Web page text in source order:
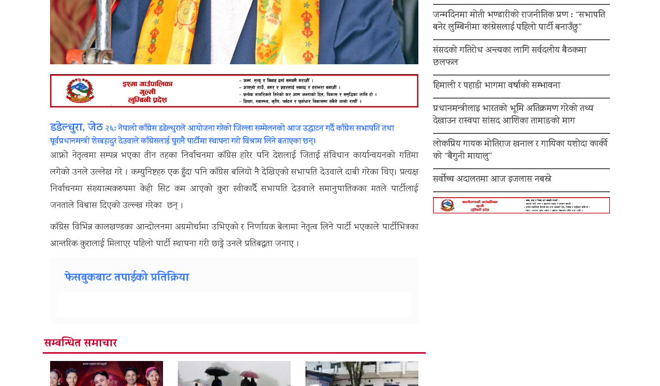
डडेल्धुरा, जेठ२६: नेपाली काँग्रेस डडेल्धुराले आयोजना गरेको जिल्ला सम्मेलनको आज उद्घाटन गर्दै काँग्रेस सभापति तथा
पूर्वप्रधानमन्त्री शेरबहादुर देउवाले काँग्रेसलाई पुरानै पार्टीमा स्थापना गरी विश्राम लिने बताएका छन्।
आफ्नो नेतृत्वमा सम्पन्न भएका तीन तहका निर्वाचनमा काँग्रेस हारेर पनि देशलाई जिताई संविधान कार्यान्वयनको गतिमा
लगेको उनले उल्लेख गरे । कम्युनिष्टहरु एक हुँदा पनि काँग्रेस बलियो नै देखिएको सभापति देउवाले दाबी गरेका थिए। प्रत्यक्ष
निर्वाचनमा संख्यात्मकरुपमा केही सिट कम आएको कुरा स्वीकार्दै सभापति देउवाले समानुपातिकका मतले पार्टीलाई
जनताले विश्वास दिएको उल्ल्ख गरेका छन् ।
काँग्रेस विभिन्न कालखण्डका आन्दोलनमा अग्रमोर्चामा उभिएको र निर्णायक बेलामा नेतृत्व लिने पार्टी भएकाले पार्टीभित्रका
आन्तरिक कुरालाई मिलाएर पहिलो पार्टी स्थापना गरी छाड्ने उनले प्रतिबद्धता जनाए ।
फेसबुकबाट तपाईको प्रतिक्रिया
सम्बन्धित समाचार
जन्मदिनमा मोती भण्डारीको राजनीतिक प्रण : “सभापति
बनेर लुम्बिनीमा कांग्रेसलाई पहिलो पार्टी बनाउँछु”
संसदको गतिरोध अन्त्यका लागि सर्वदलीय बैठकमा
छलफल
हिमाली र पहाडी भागमा वर्षाको सम्भावना
प्रधानमन्त्रीलाइ भारतको भूमि अतिक्रमण गरेको तथ्य
देखाउन रास्वपा सांसद आशिका तामाङको माग
लोकप्रिय गायक मोतिराज खनाल र गायिका यशोदा कार्की
को “बैगुनी मायालु”
सर्वोच्च अदालतमा आज इजलास नबस्ने